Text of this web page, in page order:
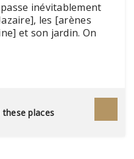
inévitablement
les [arènes
et son jardin. On
du nom du
Et on assiste à la
places